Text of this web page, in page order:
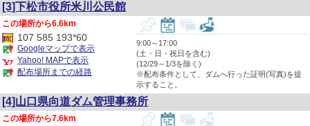
[3]下松市役所米川公民館
9:00～17:00
(土・日・祝日を含む)
(12/29～1/3を除く)
※配布条件として、ダムへ行った証明(写真)を提
示すること。
6.6km
107 585 193*60
Googleマップで表示
Yahoo! MAPで表示
配布場所までの経路
[4]山口県向道ダム管理事務所
7.6km